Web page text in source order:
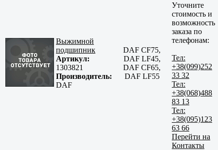
Выжимной
подшипник
Артикул:
1303821
Производитель:
DAF
DAF CF75,
DAF LF45,
DAF CF65,
DAF LF55
Уточните
стоимость и
возможность
заказа по
телефонам:
Тел:
+38(099)252
33 32
Тел:
+38(068)488
83 13
Тел:
+38(095)123
63 66
Перейти на
Контакты